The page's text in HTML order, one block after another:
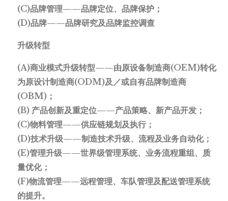
(C)品牌管理——品牌定位、品牌保护；
(D)品牌——品牌研究及品牌监控调查
升级转型
(A)商业模式升级转型——由原设备制造商(OEM)转化
为原设计制造商(ODM)及／或自有品牌制造商
(OBM)；
(B) 产品创新及重定位——产品策略、新产品开发；
(C)物料管理——供应链规划及执行；
(D)技术升级——制造技术升级、流程及业务自动化；
(E)管理升级——世界级管理系统、业务流程重组、质
量优化；
(F)物流管理——远程管理、车队管理及配送管理系统
的提升。